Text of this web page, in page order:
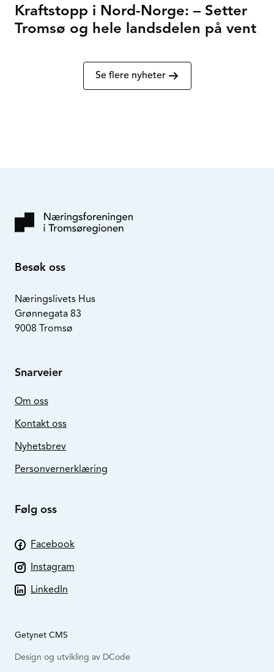
Kraftstopp i Nord-Norge: – Setter
Tromsø og hele landsdelen på vent
Se flere nyheter
Besøk oss
Næringslivets Hus
Grønnegata 83
9008 Tromsø
Snarveier
Om oss
Kontakt oss
Nyhetsbrev
Personvernerklæring
Følg oss
Facebook
Instagram
LinkedIn
Getynet CMS
Design og utvikling av DCode